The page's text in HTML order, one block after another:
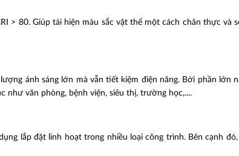
> 80. Giúp tái hiện màu sắc vật thể một cách chân thực
ánh sáng lớn mà vẫn tiết kiệm điện năng. Bởi phần lớn
như văn phòng, bệnh viện, siêu thị, trường học,....
lắp đặt linh hoạt trong nhiều loại công trình. Bên cạnh